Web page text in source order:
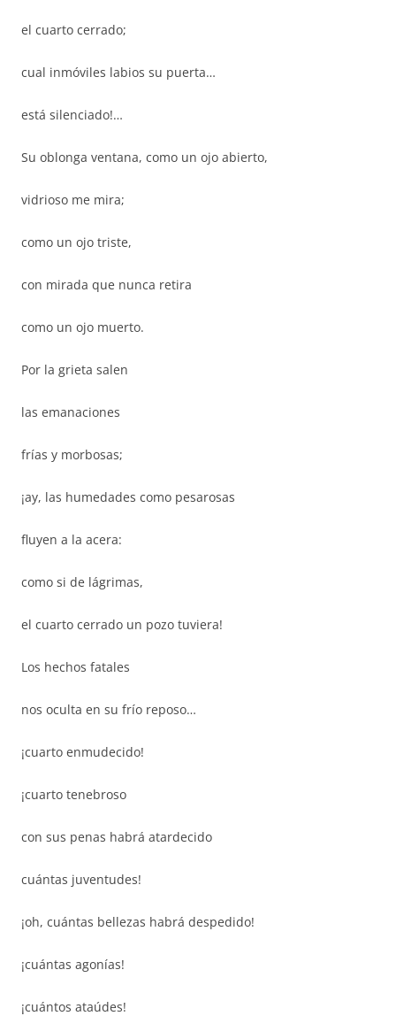
el cuarto cerrado;
cual inmóviles labios su puerta…
está silenciado!…
Su oblonga ventana, como un ojo abierto,
vidrioso me mira;
como un ojo triste,
con mirada que nunca retira
como un ojo muerto.
Por la grieta salen
las emanaciones
frías y morbosas;
¡ay, las humedades como pesarosas
fluyen a la acera:
como si de lágrimas,
el cuarto cerrado un pozo tuviera!
Los hechos fatales
nos oculta en su frío reposo…
¡cuarto enmudecido!
¡cuarto tenebroso
con sus penas habrá atardecido
cuántas juventudes!
¡oh, cuántas bellezas habrá despedido!
¡cuántas agonías!
¡cuántos ataúdes!